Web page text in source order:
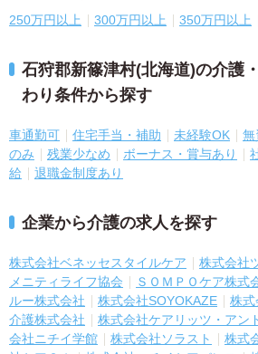
250万円以上 300万円以上 350万円以上
石狩郡新篠津村(北海道)の介護
わり条件から探す
車通勤可 住宅手当・補助 未経験OK 無
のみ
残業少なめ ボーナス・賞与あり
給
退職金制度あり
企業から介護の求人を探す
株式会社ベネッセスタイルケア 株式会社
メニティライフ協会
ＳＯＭＰＯケア株式
ルー株式会社
株式会社SOYOKAZE 株式
介護株式会社
株式会社ケアリッツ・アン
会社ニチイ学館
株式会社ソラスト 株式